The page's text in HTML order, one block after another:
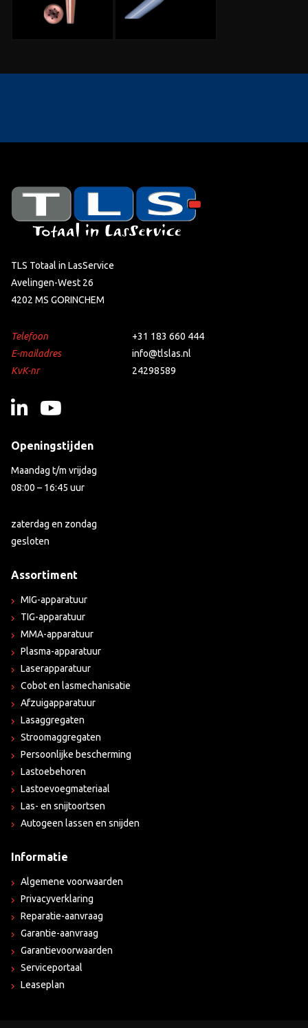
TLS Totaal in LasService
Avelingen-West 26
4202 MS GORINCHEM
Telefoon
+31 183 660 444
E-mailadres
info@tlslas.nl
KvK-nr
24298589
Openingstijden
Maandag t/m vrijdag
08:00 – 16:45 uur
zaterdag en zondag
gesloten
Assortiment
MIG-apparatuur
TIG-apparatuur
MMA-apparatuur
Plasma-apparatuur
Laserapparatuur
Cobot en lasmechanisatie
Afzuigapparatuur
Lasaggregaten
Stroomaggregaten
Persoonlijke bescherming
Lastoebehoren
Lastoevoegmateriaal
Las- en snijtoortsen
Autogeen lassen en snijden
Informatie
Algemene voorwaarden
Privacyverklaring
Reparatie-aanvraag
Garantie-aanvraag
Garantievoorwaarden
Serviceportaal
Leaseplan